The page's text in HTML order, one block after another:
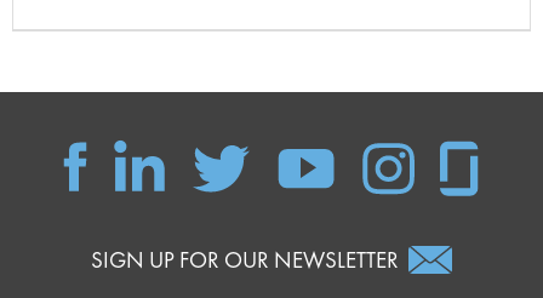
SIGN UP FOR OUR NEWSLETTER